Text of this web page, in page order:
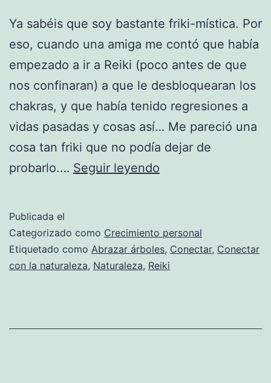
Ya sabéis que soy bastante friki-mística. Por
eso, cuando una amiga me contó que había
empezado a ir a Reiki (poco antes de que
nos confinaran) a que le desbloquearan los
chakras, y que había tenido regresiones a
vidas pasadas y cosas así… Me pareció una
cosa tan friki que no podía dejar de
probarlo.… Seguir leyendo
Publicada el
Categorizado como Crecimiento personal
Etiquetado como Abrazar árboles, Conectar, Conectar
con la naturaleza, Naturaleza, Reiki